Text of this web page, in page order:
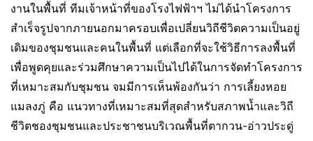
งานในพื้นที่ ทีมเจ้าหน้าที่ของโรงไฟฟ้าฯ ไม่ได้นำโครงการ
สำเร็จรูปจากภายนอกมาครอบเพื่อเปลี่ยนวิถีชีวิตความเป็นอยู่
เดิมของชุมชนและคนในพื้นที่ แต่เลือกที่จะใช้วิธีการลงพื้นที่
เพื่อพูดคุยและร่วมศึกษาความเป็นไปได้ในการจัดทำโครงการ
ที่เหมาะสมกับชุมชน จมมีการเห็นพ้องกันว่า การเลี้ยงหอย
แมลงภู่ คือ แนวทางที่เหมาะสมที่สุดสำหรับสภาพน้ำและวิถี
ชีวิตชองชุมชนและประชาชนบริเวณพื้นที่ตากวน-อ่าวประดู่